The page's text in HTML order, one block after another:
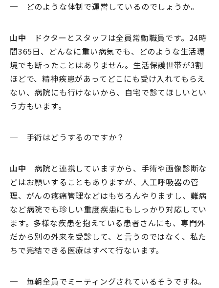
─ どのような体制で運営しているのでしょうか。
山中 ドクターとスタッフは全員常勤職員です。24時
間365日、どんなに重い病気でも、どのような生活環
境でも断ったことはありません。生活保護世帯が3割
ほどで、精神疾患があってどこにも受け入れてもらえ
ない、病院にも行けないから、自宅で診てほしいとい
う方もいます。
─ 手術はどうするのですか？
山中 病院と連携していますから、手術や画像診断な
どはお願いすることもありますが、人工呼吸器の管
理、がんの疼痛管理などはもちろんやりますし、難病
など病院でも珍しい重度疾患にもしっかり対応してい
ます。多様な疾患を抱えている患者さんにも、専門外
だから別の外来を受診して、と言うのではなく、私た
ちで完結できる医療はすべて行ないます。
─ 毎朝全員でミーティングされているそうですね。